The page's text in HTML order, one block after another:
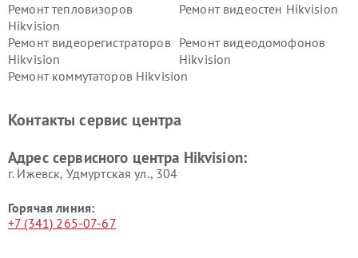
Ремонт тепловизоров
Hikvision
Ремонт видеостен Hikvision
Ремонт видеорегистраторов
Hikvision
Ремонт видеодомофонов
Hikvision
Ремонт коммутаторов Hikvision
Контакты сервис центра
Адрес сервисного центра Hikvision:
г. Ижевск, Удмуртская ул., 304
Горячая линия:
+7 (341) 265-07-67